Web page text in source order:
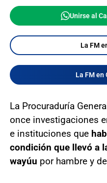
Unirse al
La FM
La FM en
La Procuraduría
once investigaciones
e instituciones que
condición que llevó a
wayúu por hambre y